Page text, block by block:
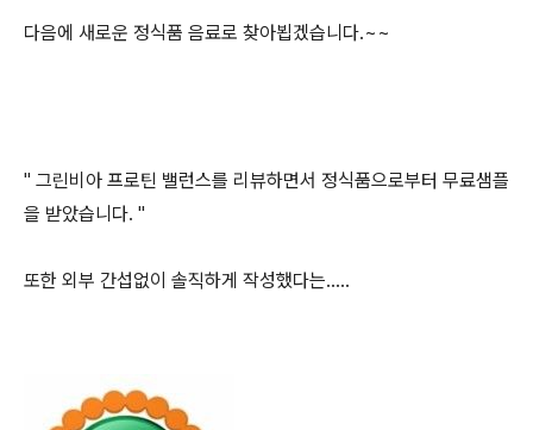
다음에 새로운 정식품 음료로 찾아뵙겠습니다.~~
" 그린비아 프로틴 밸런스를 리뷰하면서 정식품으로부터 무료샘플
을 받았습니다. "
또한 외부 간섭없이 솔직하게 작성했다는.....